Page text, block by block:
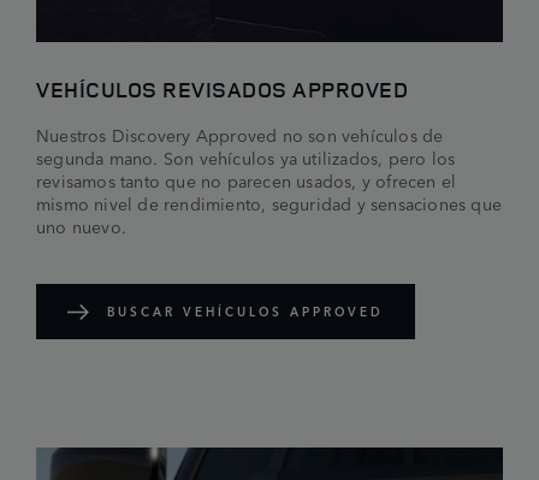
VEHÍCULOS REVISADOS APPROVED
Nuestros Discovery Approved no son vehículos de
segunda mano. Son vehículos ya utilizados, pero los
revisamos tanto que no parecen usados, y ofrecen el
mismo nivel de rendimiento, seguridad y sensaciones que
uno nuevo.
BUSCAR VEHÍCULOS APPROVED